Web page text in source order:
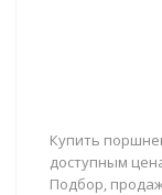
Купить
доступным
Подбор,